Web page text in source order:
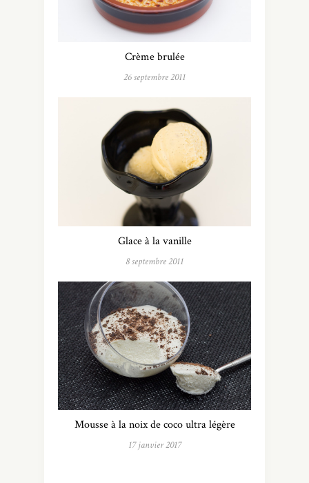
Crème brulée
26 septembre 2011
Glace à la vanille
8 septembre 2011
Mousse à la noix de coco ultra légère
17 janvier 2017